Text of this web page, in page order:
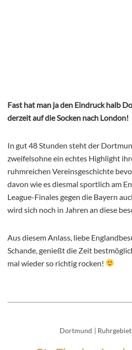
Fast hat man ja den Eindruck halb
derzeit auf die Socken nach London!
In gut 48 Stunden steht der
zweifelsohne ein echtes Highlight
ruhmreichen Vereinsgeschichte
davon wie es diesmal sportlich am
League-Finales gegen die Bayern
wird sich noch in Jahren an diese
Aus diesem Anlass, liebe
Schande, genießt die Zeit
mal wieder so richtig rocken!
Dortmund | Ruhrgebiet